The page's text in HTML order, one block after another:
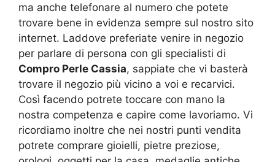
ma anche telefonare al numero che potete
trovare bene in evidenza sempre sul nostro sito
internet. Laddove preferiate venire in negozio
per parlare di persona con gli specialisti di
Compro Perle Cassia, sappiate che vi basterà
trovare il negozio più vicino a voi e recarvici.
Così facendo potrete toccare con mano la
nostra competenza e capire come lavoriamo. Vi
ricordiamo inoltre che nei nostri punti vendita
potrete comprare gioielli, pietre preziose,